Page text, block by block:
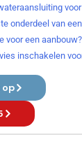
onderdeel van
voor een aanbouw?
inschakelen
op